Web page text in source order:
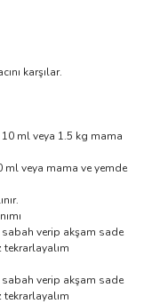
karşılar.
ml veya 1.5 kg mama
veya mama ve yemde
verip akşam sade
verip akşam sade